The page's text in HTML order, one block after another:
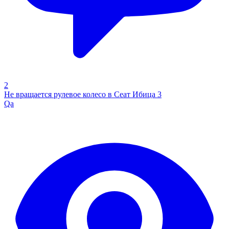
2
Не вращается рулевое колесо в Сеат Ибица 3
Qa